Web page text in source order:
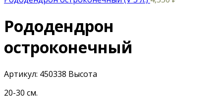
Рододендрон
остроконечный
Артикул: 450338 Высота
20-30 см.